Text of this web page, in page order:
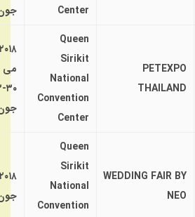
Center
PETEXPO
THAILAND
Queen
Sirikit
National
Convention
Center
۲۰۱۸
می
WEDDING FAIR BY
NEO
Queen
Sirikit
National
Convention
۲۰۱۸